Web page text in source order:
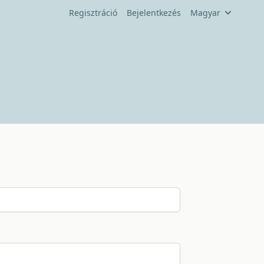
Regisztráció Bejelentkezés Magyar